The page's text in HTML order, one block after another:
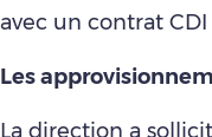
avec un contrat
Les
La direction a